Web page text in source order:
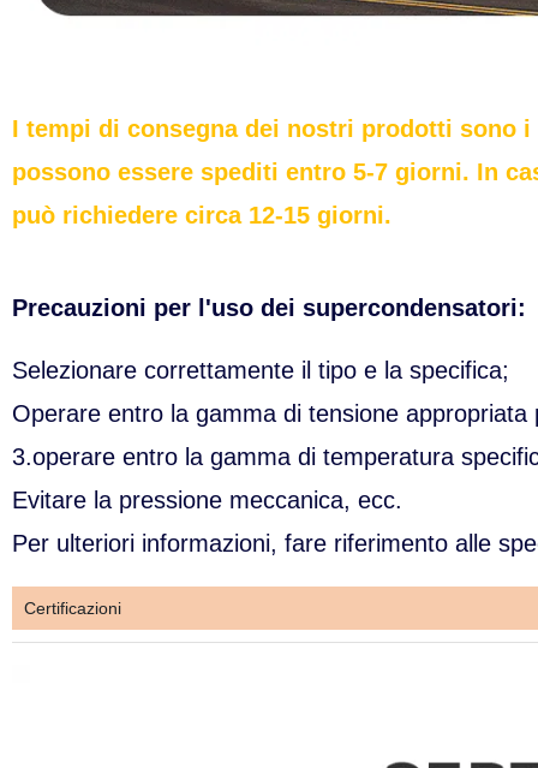
I tempi di consegna dei nostri prodotti sono
possono essere spediti entro 5-7 giorni. In
può richiedere circa 12-15 giorni.
Precauzioni per l'uso dei supercondensatori:
Selezionare correttamente il tipo e la specifica;
Operare entro la gamma di tensione
3.operare entro la gamma di temperatura
Evitare la pressione meccanica, ecc.
Per ulteriori informazioni, fare riferimento alle
Certificazioni